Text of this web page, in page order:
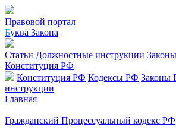
Правовой портал
Буква Закона
Статьи Должностные инструкции
Конституция РФ
Конституция РФ Кодексы РФ Законы
инструкции
Главная
Гражданский Процессуальный кодекс РФ